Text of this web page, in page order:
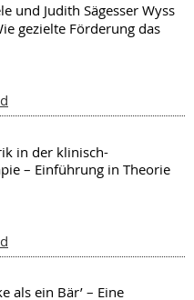
und Judith Sägesser Wyss
gezielte Förderung das
in der klinisch-
– Einführung in Theorie
als ein Bär’ – Eine